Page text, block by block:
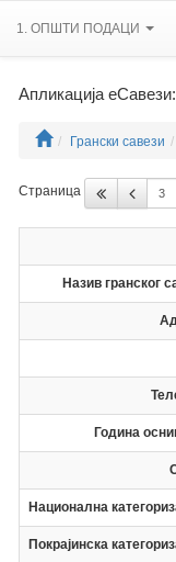
1. ОПШТИ ПОДАЦИ
Апликација
Грански савези
Страница
Назив гранског
Година
Национална
Покрајинска